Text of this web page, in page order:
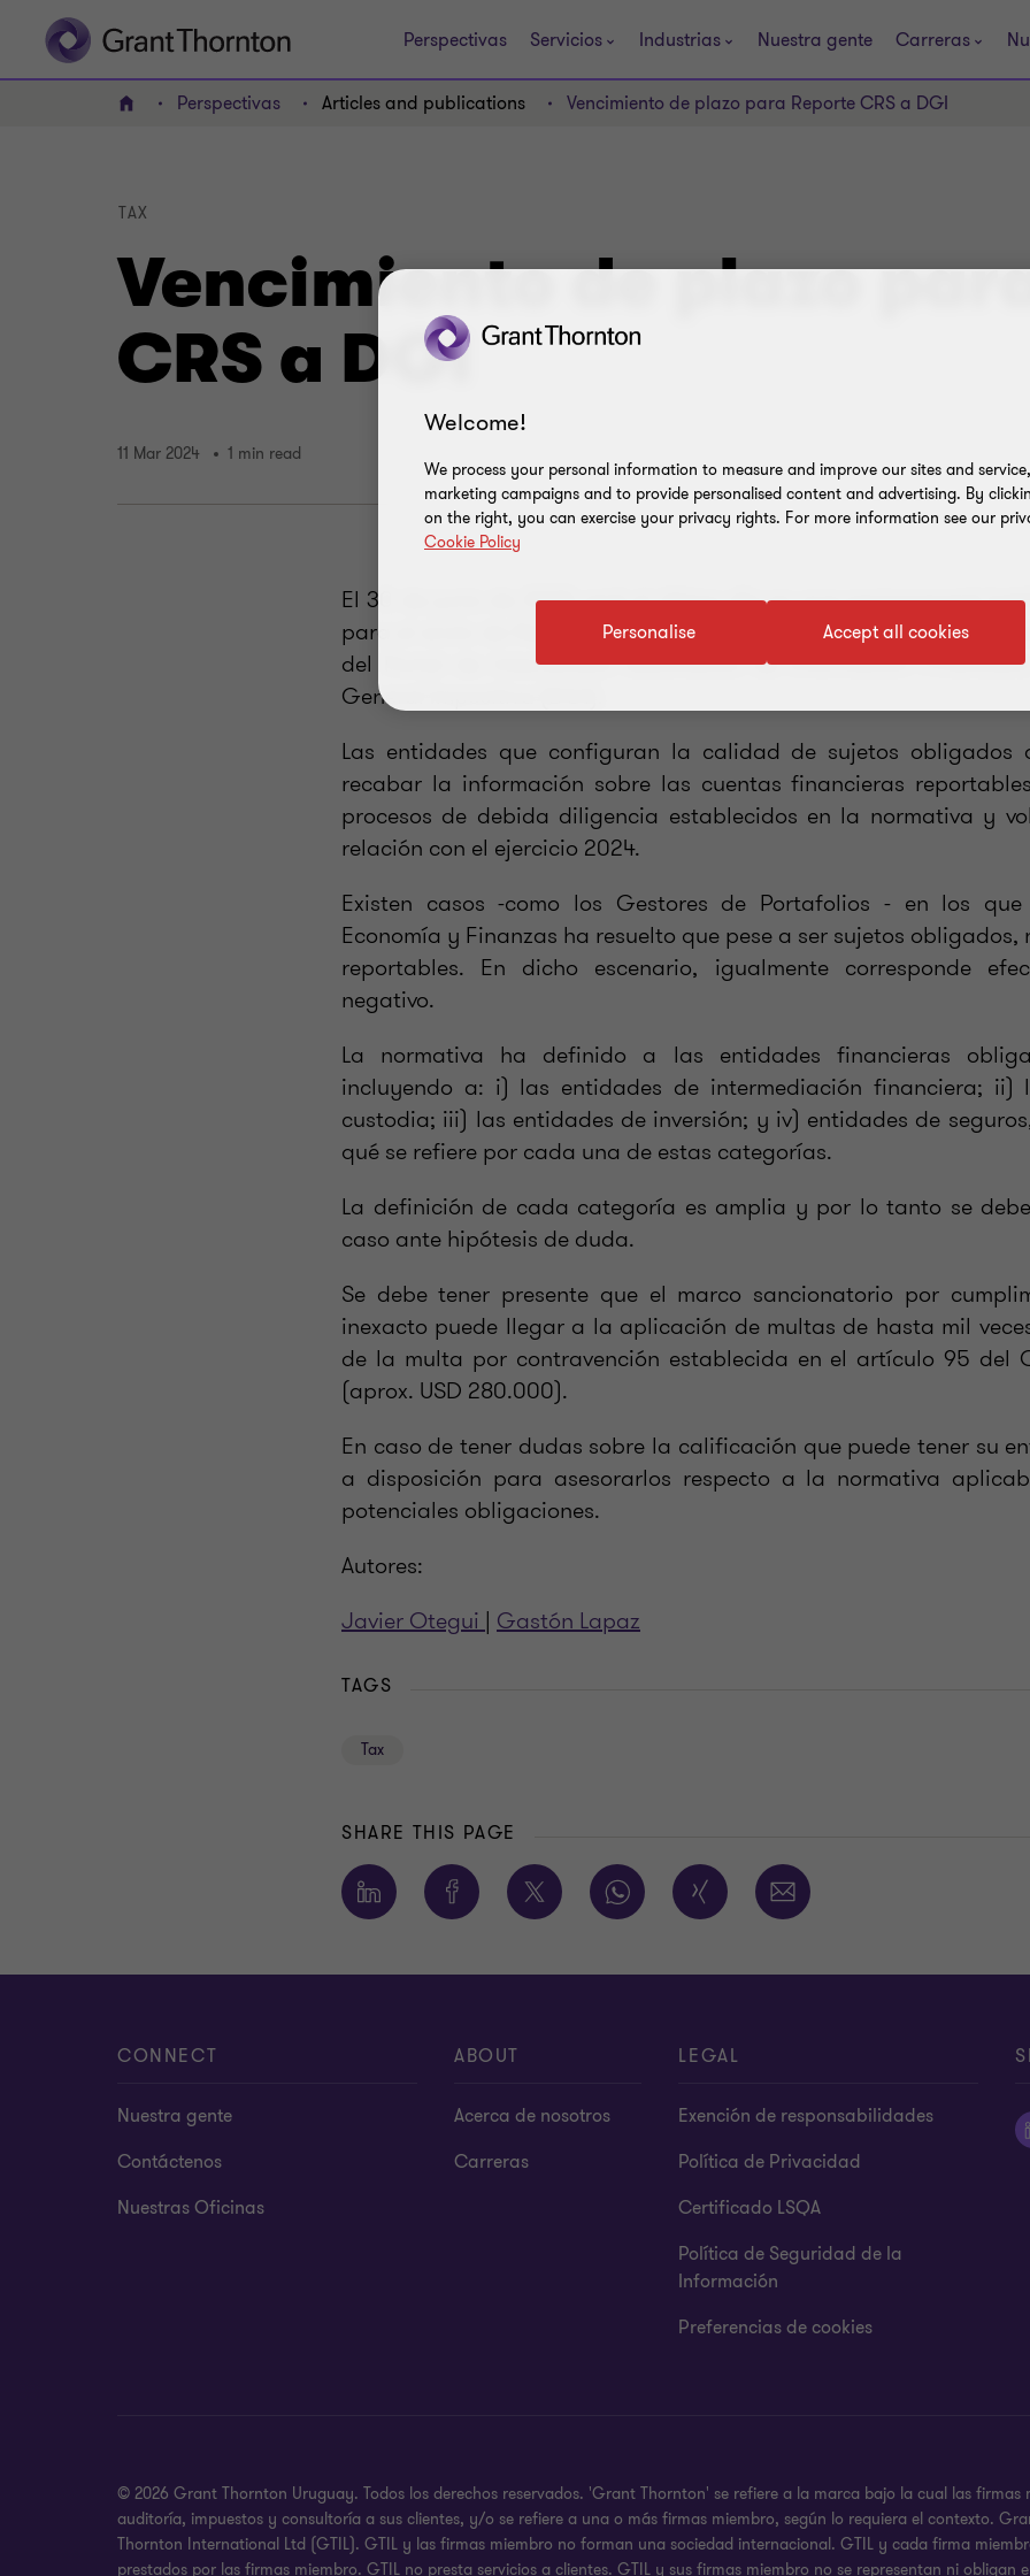
Perspectivas Servicios Industrias Nuestra gente Carreras
Home Perspectivas Articles and publications Vencimiento de plazo para Reporte CRS a DGI
Vencimiento de plazo
CRS a DGI
TAX
11 Mar 2024 1 min read
El 30 de junio de 2025 será el último día en que permanecerá
para el envío de Reportes CRS (por su sigla Common Reporting
del Portal de Intercambio Automático de Información
General Impositiva (DGI).
Las entidades que configuran la calidad de sujetos obligados
recabar la información sobre las cuentas financieras
procesos de debida diligencia establecidos en la normativa y
relación con el ejercicio 2024.
Existen casos -como los Gestores de Portafolios - en los
Economía y Finanzas ha resuelto que pese a ser sujetos obligados,
reportables. En dicho escenario, igualmente corresponde
negativo.
La normativa ha definido a las entidades financieras
incluyendo a: i) las entidades de intermediación financiera; ii)
custodia; iii) las entidades de inversión; y iv) entidades de
qué se refiere por cada una de estas categorías.
La definición de cada categoría es amplia y por lo tanto se
caso ante hipótesis de duda.
Se debe tener presente que el marco sancionatorio por
inexacto puede llegar a la aplicación de multas de hasta mil
de la multa por contravención establecida en el artículo 95 del
(aprox. USD 280.000).
En caso de tener dudas sobre la calificación que puede tener su
a disposición para asesorarlos respecto a la normativa
potenciales obligaciones.
Autores:
Javier Otegui | Gastón Lapaz
TAGS
Tax
SHARE THIS PAGE
CONNECT
Nuestra gente
Contáctenos
Nuestras Oficinas
ABOUT
Acerca de nosotros
Carreras
LEGAL
Exención de responsabilidades
Política de Privacidad
Certificado LSQA
Política de Seguridad de la
Información
Preferencias de cookies
© 2026 Grant Thornton Uruguay. Todos los derechos reservados. 'Grant Thornton' se refiere a la marca bajo la cual las
auditoría, impuestos y consultoría a sus clientes, y/o se refiere a una o más firmas miembro, según lo requiera el contexto.
Thornton International Ltd (GTIL). GTIL y las firmas miembro no forman una sociedad internacional. GTIL y cada firma
prestados por las firmas miembro. GTIL no presta servicios a clientes. GTIL y sus firmas miembro no se representan ni obligan
Welcome!
We process your personal information to measure and improve our sites and
marketing campaigns and to provide personalised content and advertising. By
on the right, you can exercise your privacy rights. For more information see our
Cookie Policy
Accept all cookies
Personalise